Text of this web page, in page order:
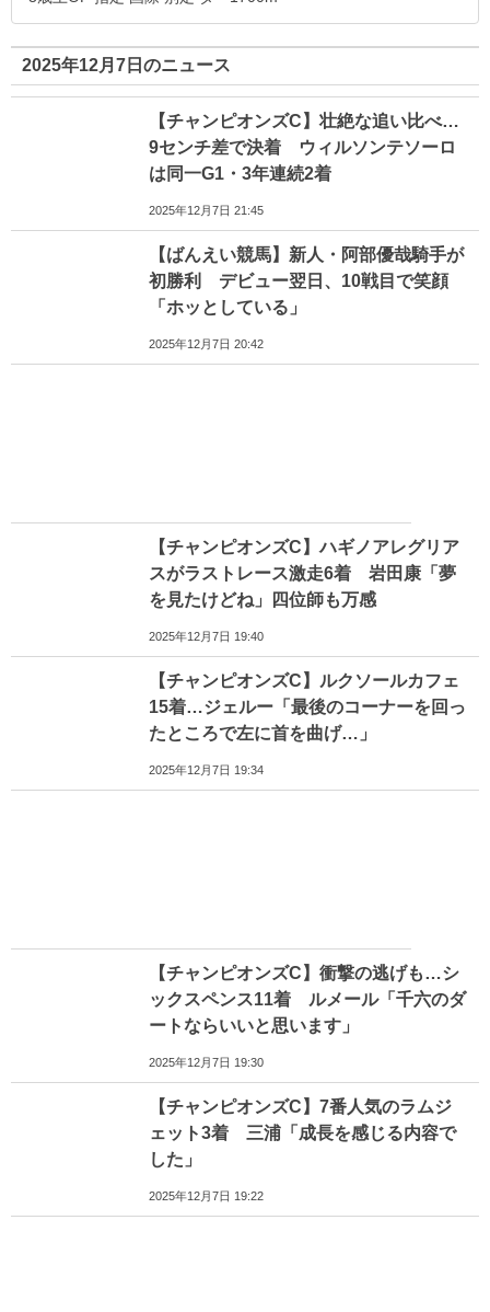
2025年12月7日のニュース
【チャンピオンズC】壮絶な追い比べ…
9センチ差で決着 ウィルソンテソーロ
は同一G1・3年連続2着
2025年12月7日 21:45
【ばんえい競馬】新人・阿部優哉騎手が
初勝利 デビュー翌日、10戦目で笑顔
「ホッとしている」
2025年12月7日 20:42
【チャンピオンズC】ハギノアレグリア
スがラストレース激走6着 岩田康「夢
を見たけどね」四位師も万感
2025年12月7日 19:40
【チャンピオンズC】ルクソールカフェ
15着…ジェルー「最後のコーナーを回っ
たところで左に首を曲げ…」
2025年12月7日 19:34
【チャンピオンズC】衝撃の逃げも…シ
ックスペンス11着 ルメール「千六のダ
ートならいいと思います」
2025年12月7日 19:30
【チャンピオンズC】7番人気のラムジ
ェット3着 三浦「成長を感じる内容で
した」
2025年12月7日 19:22